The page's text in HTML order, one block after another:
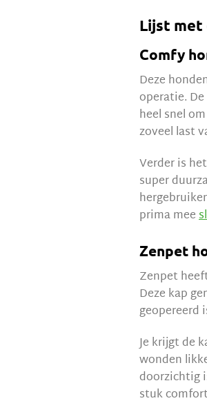
Lijst met
Comfy
Deze
operatie.
heel snel
zoveel last
Verder is
super
prima mee
Zenpet
Zenpet
Deze kap
geopereerd
Je krijgt de
wonden
doorzichtig
stuk